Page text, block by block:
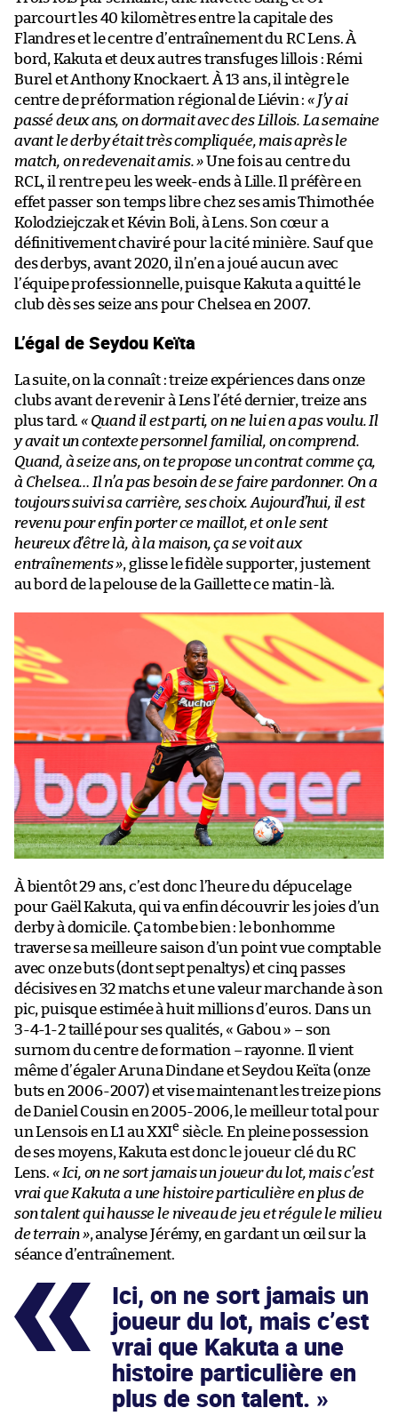
parcourt les 40 kilomètres entre la capitale des
Flandres et le centre d’entraînement du RC Lens. À
bord, Kakuta et deux autres transfuges lillois : Rémi
Burel et Anthony Knockaert. À 13 ans, il intègre le
centre de préformation régional de Liévin :« J’y ai
passé deux ans, on dormait avec des Lillois. La semaine
avant le derby était très compliquée, mais après le
match, on redevenait amis. »Une fois au centre du
RCL, il rentre peu les week-ends à Lille. Il préfère en
effet passer son temps libre chez ses amis Thimothée
Kolodziejczak et Kévin Boli, à Lens. Son cœur a
définitivement chaviré pour la cité minière. Sauf que
des derbys, avant 2020, il n’en a joué aucun avec
l’équipe professionnelle, puisque Kakuta a quitté le
club dès ses seize ans pour Chelsea en 2007.
L’égal de Seydou Keïta
La suite, on la connaît : treize expériences dans onze
clubs avant de revenir à Lens l’été dernier, treize ans
plus tard.« Quand il est parti, on ne lui en a pas voulu. Il
y avait un contexte personnel familial, on comprend.
Quand, à seize ans, on te propose un contrat comme ça,
à Chelsea… Il n’a pas besoin de se faire pardonner. On a
toujours suivi sa carrière, ses choix. Aujourd’hui, il est
revenu pour enfin porter ce maillot, et on le sent
heureux d’être là, à la maison, ça se voit aux
entraînements », glisse le fidèle supporter, justement
au bord de la pelouse de la Gaillette ce matin-là.
À bientôt 29 ans, c’est donc l’heure du dépucelage
pour Gaël Kakuta, qui va enfin découvrir les joies d’un
derby à domicile. Ça tombe bien : le bonhomme
traverse sa meilleure saison d’un point vue comptable
avec onze buts (dont sept penaltys) et cinq passes
décisives en 32 matchs et une valeur marchande à son
pic, puisque estimée à huit millions d’euros. Dans un
3-4-1-2 taillé pour ses qualités, « Gabou » – son
surnom du centre de formation – rayonne. Il vient
même d’égaler Aruna Dindane et Seydou Keïta (onze
buts en 2006-2007) et vise maintenant les treize pions
de Daniel Cousin en 2005-2006, le meilleur total pour
un Lensois en L1 au XXIe siècle. En pleine possession
de ses moyens, Kakuta est donc le joueur clé du RC
Lens. « Ici, on ne sort jamais un joueur du lot, mais c’est
vrai que Kakuta a une histoire particulière en plus de
son talent qui hausse le niveau de jeu et régule le milieu
de terrain », analyse Jérémy, en gardant un œil sur la
séance d’entraînement.
Ici, on ne sort jamais un
joueur du lot, mais c’est
vrai que Kakuta a une
histoire particulière en
plus de son talent.